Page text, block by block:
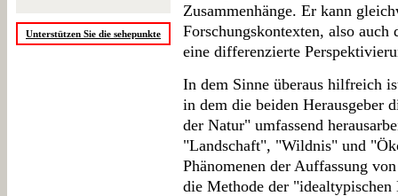
Unterstützen Sie die sehepunkte
Zusammenhänge. Er kann
Forschungskontexten, also auch
eine differenzierte
In dem Sinne überaus hilfreich
in dem die beiden Herausgeber
der Natur" umfassend
"Landschaft", "Wildnis" und
Phänomenen der Auffassung
die Methode der